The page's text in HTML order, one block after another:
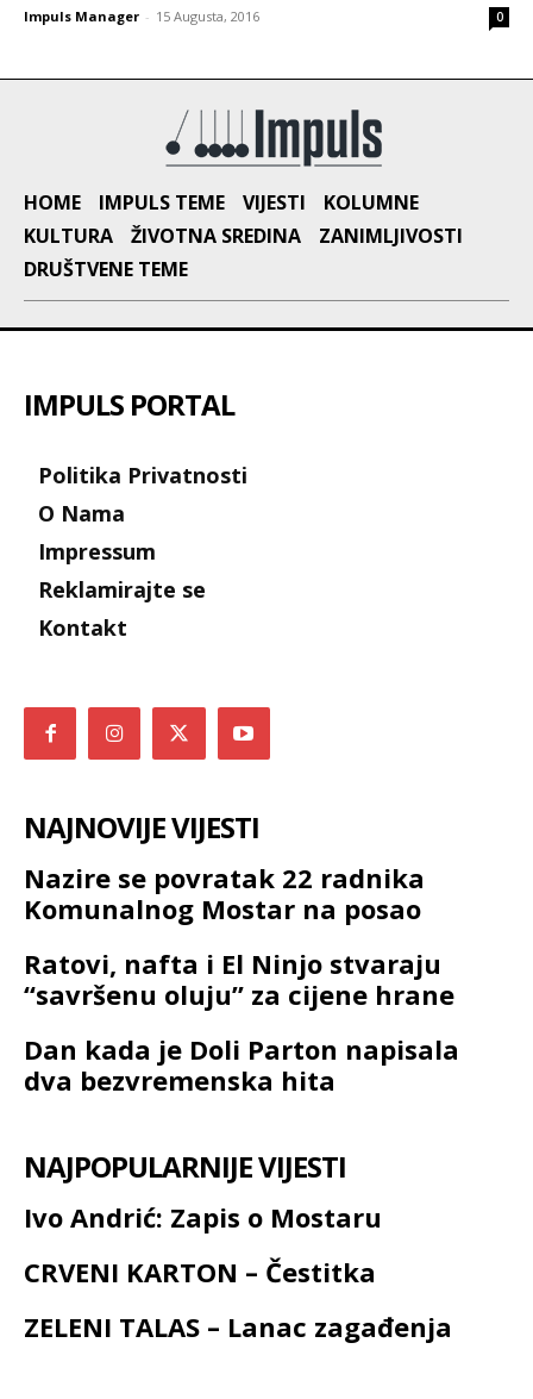
Impuls Manager - 15 Augusta, 2016 0
HOME IMPULS TEME VIJESTI
KOLUMNE
KULTURA
ŽIVOTNA SREDINA
ZANIMLJIVOSTI
DRUŠTVENE TEME
IMPULS PORTAL
Politika Privatnosti
O Nama
Impressum
Reklamirajte se
Kontakt
NAJNOVIJE VIJESTI
Nazire se povratak 22 radnika
Komunalnog Mostar na posao
Ratovi, nafta i El Ninjo stvaraju
“savršenu oluju” za cijene hrane
Dan kada je Doli Parton napisala
dva bezvremenska hita
NAJPOPULARNIJE VIJESTI
Ivo Andrić: Zapis o Mostaru
CRVENI KARTON – Čestitka
ZELENI TALAS – Lanac zagađenja